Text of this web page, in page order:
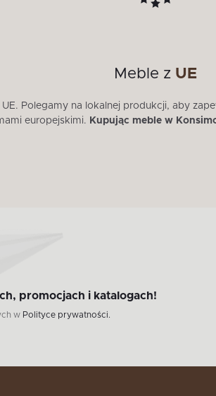
Meble z UE
Polegamy na lokalnej produkcji, aby
europejskimi. Kupując meble w
promocjach i katalogach!
w Polityce prywatności.